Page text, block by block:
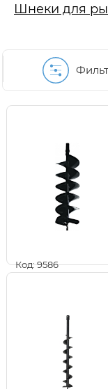
Шнеки для
Код: 9586